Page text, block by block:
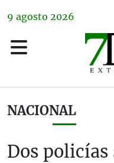
9 agosto 2026
NACIONAL
Dos policías